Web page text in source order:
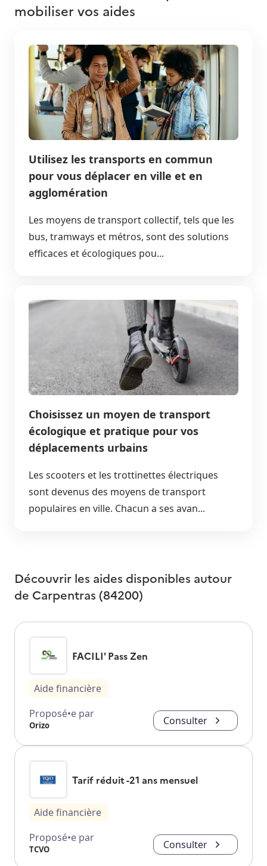
mobiliser vos aides
Utilisez les transports en commun
pour vous déplacer en ville et en
agglomération
Les moyens de transport collectif, tels que les
bus, tramways et métros, sont des solutions
efficaces et écologiques pou...
Choisissez un moyen de transport
écologique et pratique pour vos
déplacements urbains
Les scooters et les trottinettes électriques
sont devenus des moyens de transport
populaires en ville. Chacun a ses avan...
Découvrir les aides disponibles autour
de Carpentras (84200)
FACILI' Pass Zen
Aide financière
Proposé•e par
Orizo Consulter
Tarif réduit -21 ans mensuel
Aide financière
Proposé•e par
TCVO Consulter